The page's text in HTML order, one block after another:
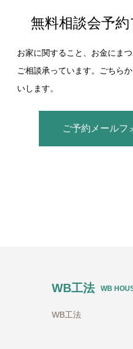
無料相談会予
お家に関すること、お金にま
ご相談承っています。ごちら
いします。
ご予約メールフ
WB工法 WB
WB工法